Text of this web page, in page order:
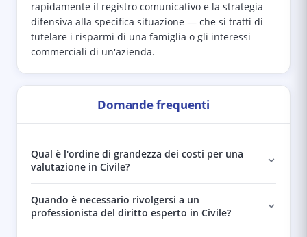
rapidamente il registro comunicativo e la strategia
difensiva alla specifica situazione — che si tratti di
tutelare i risparmi di una famiglia o gli interessi
commerciali di un'azienda.
Domande frequenti
Qual è l'ordine di grandezza dei costi per una
valutazione in Civile?
Quando è necessario rivolgersi a un
professionista del diritto esperto in Civile?